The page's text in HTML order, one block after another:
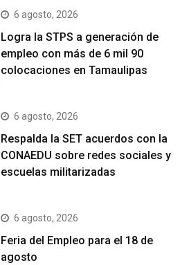
6 agosto, 2026
Logra la STPS a generación de
empleo con más de 6 mil 90
colocaciones en Tamaulipas
6 agosto, 2026
Respalda la SET acuerdos con la
CONAEDU sobre redes sociales y
escuelas militarizadas
6 agosto, 2026
Feria del Empleo para el 18 de
agosto